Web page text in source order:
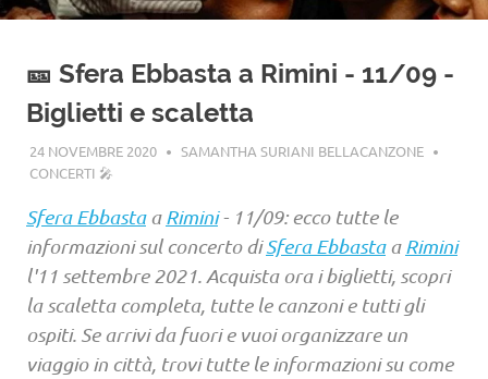
🎫 Sfera Ebbasta a Rimini - 11/09 -
Biglietti e scaletta
24 NOVEMBRE 2020
SAMANTHA SURIANI BELLACANZONE
CONCERTI 🎤
Sfera EbbastaaRimini- 11/09: ecco tutte le
informazioni sul concerto diSfera EbbastaaRimini
l'11 settembre 2021. Acquista ora i biglietti, scopri
la scaletta completa, tutte le canzoni e tutti gli
ospiti. Se arrivi da fuori e vuoi organizzare un
viaggio in città, trovi tutte le informazioni su come